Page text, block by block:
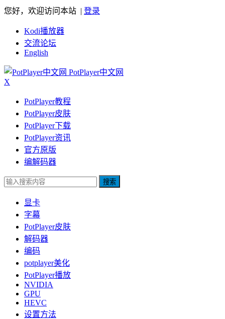
您好，欢迎访问本站 | 登录
Kodi播放器
交流论坛
English
PotPlayer中文网
X
PotPlayer教程
PotPlayer皮肤
PotPlayer下载
PotPlayer资讯
官方原版
编解码器
搜索
显卡
字幕
PotPlayer皮肤
解码器
编码
potplayer美化
PotPlayer播放
NVIDIA
GPU
HEVC
设置方法